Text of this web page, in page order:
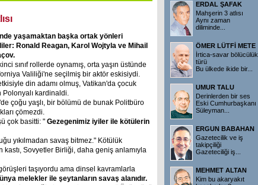
yaşamaktan başka ortak yönleri
Ronald Reagan, Karol Wojtyla ve Mihail
sınıf rollerde oynamış, orta yaşın üstünde
Valiliği'ne seçilmiş bir aktör eskisiydi.
din adamı olmuş, Vatikan'da çocuk
kardinaldi.
çoğu yaşlı, bir bölümü de bunak Politbüro
çömezdi.
çok basitti: " Gezegenimiz iyiler ile kötülerin
yıkılmadan savaş bitmez." Kötülük
kastı, Sovyetler Birliği, daha geniş anlamıyla
taşıyordu ama dinsel kavramlarla
melekler ile şeytanların savaş alanıdır.
ERDAL ŞAFAK
Mahşerin 3 atlısı
Aynı zaman
diliminde...
ÖMER LÜTFİ METE
İrtica-savar bölücülük
türü
Bu ülkede ikide bir...
UMUR TALU
Derinlerden bir ses
Eski Cumhurbaşkanı
Süleyman...
ERGUN BABAHAN
Gazetecilik ve iş
takipçiliği
Gazeteciliği iş...
MEHMET ALTAN
Kim bu akaryakıt